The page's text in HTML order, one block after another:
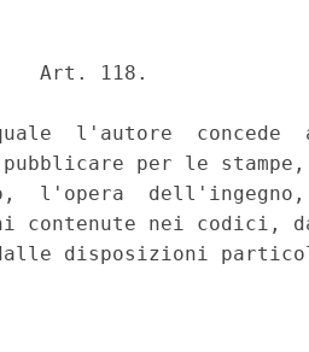
Art. 118.
l'autore  concede
per le
l'opera
contenute nei codici,